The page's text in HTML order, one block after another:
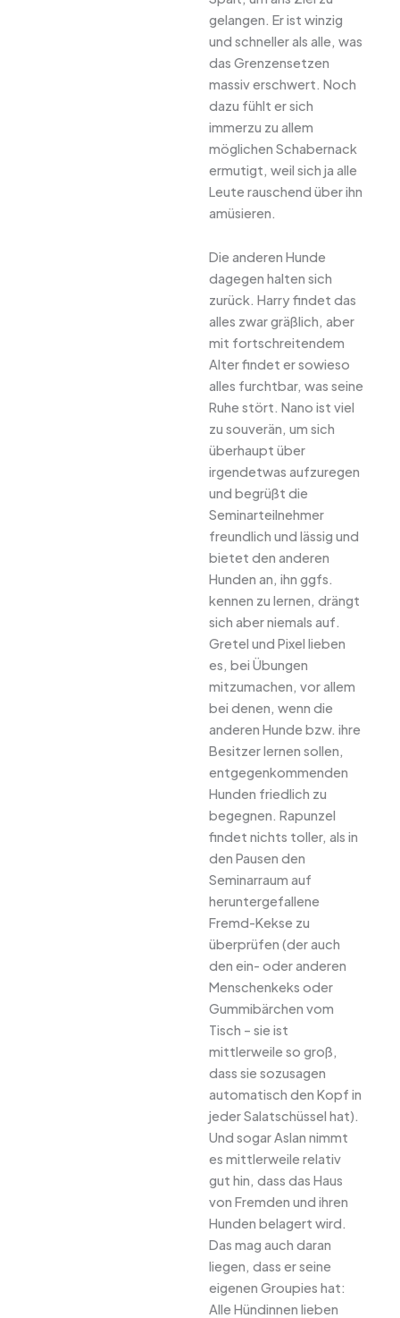
gelangen. Er ist winzig
und schneller als alle, was
das Grenzensetzen
massiv erschwert. Noch
dazu fühlt er sich
immerzu zu allem
möglichen Schabernack
ermutigt, weil sich ja alle
Leute rauschend über ihn
amüsieren.
Die anderen Hunde
dagegen halten sich
zurück. Harry findet das
alles zwar gräßlich, aber
mit fortschreitendem
Alter findet er sowieso
alles furchtbar, was seine
Ruhe stört. Nano ist viel
zu souverän, um sich
überhaupt über
irgendetwas aufzuregen
und begrüßt die
Seminarteilnehmer
freundlich und lässig und
bietet den anderen
Hunden an, ihn ggfs.
kennen zu lernen, drängt
sich aber niemals auf.
Gretel und Pixel lieben
es, bei Übungen
mitzumachen, vor allem
bei denen, wenn die
anderen Hunde bzw. ihre
Besitzer lernen sollen,
entgegenkommenden
Hunden friedlich zu
begegnen. Rapunzel
findet nichts toller, als in
den Pausen den
Seminarraum auf
heruntergefallene
Fremd-Kekse zu
überprüfen (der auch
den ein- oder anderen
Menschenkeks oder
Gummibärchen vom
Tisch – sie ist
mittlerweile so groß,
dass sie sozusagen
automatisch den Kopf in
jeder Salatschüssel hat).
Und sogar Aslan nimmt
es mittlerweile relativ
gut hin, dass das Haus
von Fremden und ihren
Hunden belagert wird.
Das mag auch daran
liegen, dass er seine
eigenen Groupies hat:
Alle Hündinnen lieben